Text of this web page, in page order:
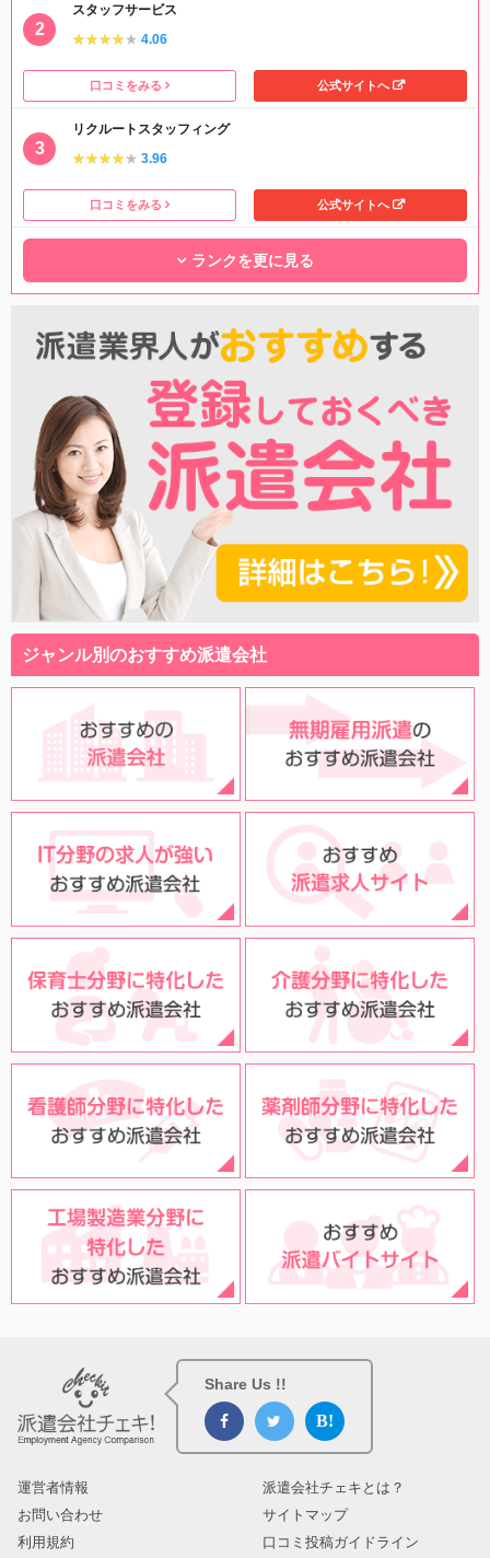
スタッフサービス
★★★★★
★★★★★ 4.06
口コミをみる 公式サイトへ
リクルートスタッフィング
★★★★★
★★★★★ 3.96
口コミをみる 公式サイトへ
ランクを更に見る
ジャンル別のおすすめ派遣会社
Share Us !!
運営者情報
派遣会社チェキとは？
お問い合わせ
サイトマップ
利用規約
口コミ投稿ガイドライン